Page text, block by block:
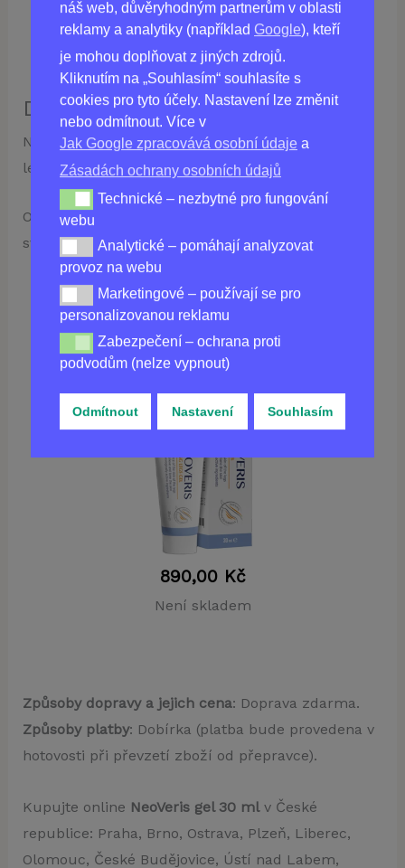
náš web, důvěryhodným partnerům v oblasti
reklamy a analytiky (například Google), kteří
je mohou doplňovat z jiných zdrojů.
Kliknutím na „Souhlasím“ souhlasíte s
cookies pro tyto účely. Nastavení lze změnit
nebo odmítnout. Více v
Jak Google zpracovává osobní údaje a
Zásadách ochrany osobních údajů
Technické – nezbytné pro fungování webu
Technické – nezbytné pro fungování
webu
Analytické – pomáhají analyzovat provoz na webu
Analytické – pomáhají analyzovat
provoz na webu
Marketingové – používají se pro personalizovanou
Marketingové – používají se pro
personalizovanou reklamu
Zabezpečení – ochrana proti podvodům (nelze
Zabezpečení – ochrana proti
podvodům (nelze vypnout)
Odmítnout Nastavení Souhlasím
Podmínky skladování:Uchovávejte na
suchém a chladném místě.
Důležité upozornění:
NeoVeris gel je kosmetický přípravek. Nejedná se o
léčivý přípravek.
Objednejte si NeoVeris gel ještě dnes a dopřejte
svým nohám potřebnou péči!
KoupitNEOVERIS GEL 30 ML
890,00 Kč
Není skladem
Způsoby dopravy a jejich cena: Doprava zdarma.
Způsoby platby: Dobírka (platba bude provedena v
hotovosti při převzetí zboží od přepravce).
Kupujte online NeoVeris gel 30 mlv České
republice: Praha, Brno, Ostrava, Plzeň, Liberec,
Olomouc, České Budějovice, Ústí nad Labem,